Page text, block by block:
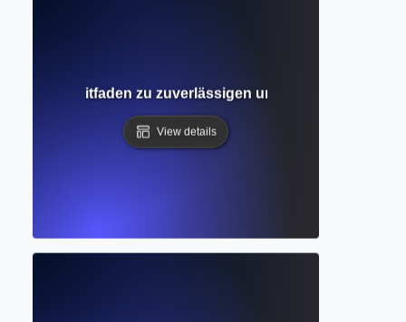
Leitfaden zu zuverlässigen und
View details